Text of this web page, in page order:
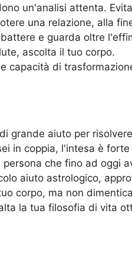
un'analisi attenta.
una relazione, alla
e guarda oltre
ascolta il tuo corpo.
capacità di
grande aiuto per
in coppia, l'intesa è
che fino ad oggi
aiuto astrologico,
corpo, ma non
la tua filosofia di vita